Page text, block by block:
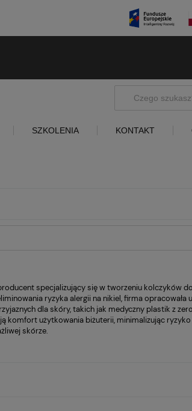
SZKOLENIA KONTAKT
specjalizujący się w tworzeniu kolczyków
ryzyka alergii na nikiel, firma
dla skóry, takich jak medyczny plastik z
komfort użytkowania biżuterii, minimalizując
skórze.